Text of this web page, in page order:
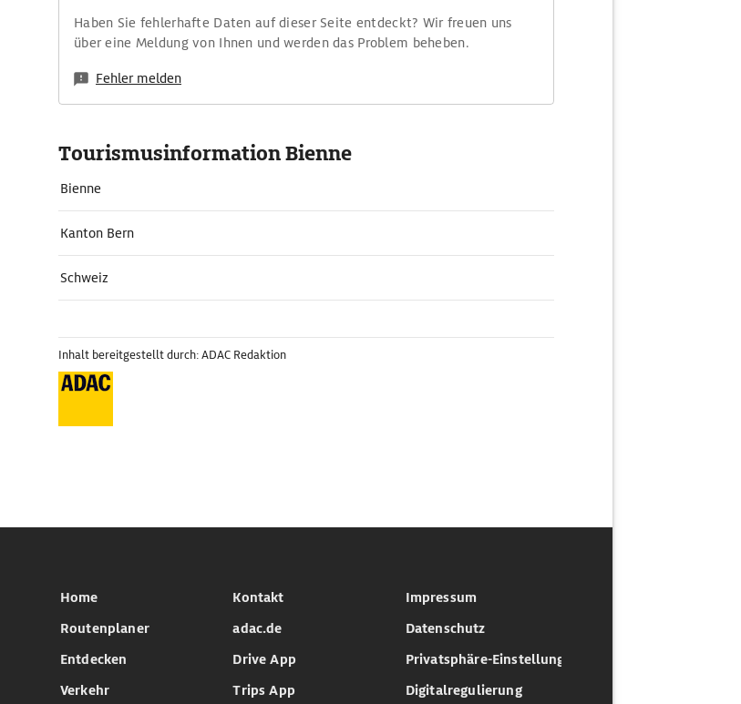
Haben Sie fehlerhafte Daten auf dieser Seite entdeckt? Wir freuen uns
über eine Meldung von Ihnen und werden das Problem beheben.
Fehler melden
Tourismusinformation Bienne
Bienne
Kanton Bern
Schweiz
Inhalt bereitgestellt durch: ADAC Redaktion
Home
Routenplaner
Entdecken
Verkehr
Kontakt
adac.de
Drive App
Trips App
Impressum
Datenschutz
Privatsphäre-Einstellungen
Digitalregulierung